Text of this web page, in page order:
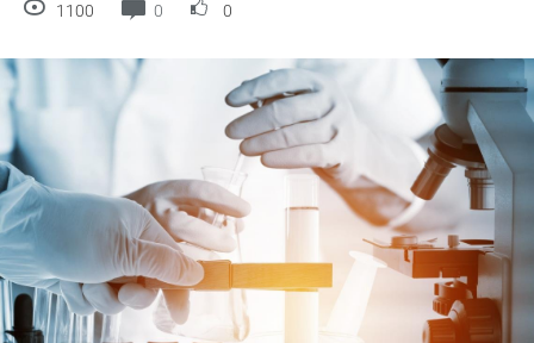
1100
0 0